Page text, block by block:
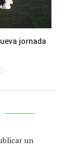
jornada
un